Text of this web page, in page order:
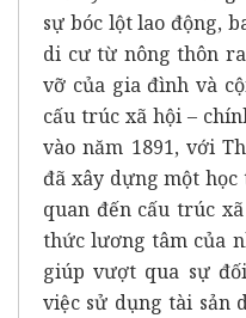
sự bóc lột lao động,
di cư từ nông thôn
vỡ của gia đình và
cấu trúc xã hội –
vào năm 1891, với
đã xây dựng một
quan đến cấu trúc
thức lương tâm của
giúp vượt qua sự
việc sử dụng tài sản